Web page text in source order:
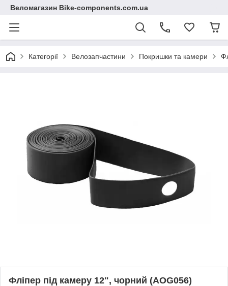
Веломагазин Bike-components.com.ua
Категорії Велозапчастини Покришки та камери
Фліпер під камеру 12", чорний (AOG056)